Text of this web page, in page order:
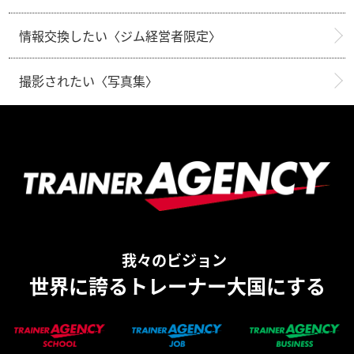
情報交換したい〈ジム経営者限定〉
撮影されたい〈写真集〉
我々のビジョン
世界に誇るトレーナー大国にする